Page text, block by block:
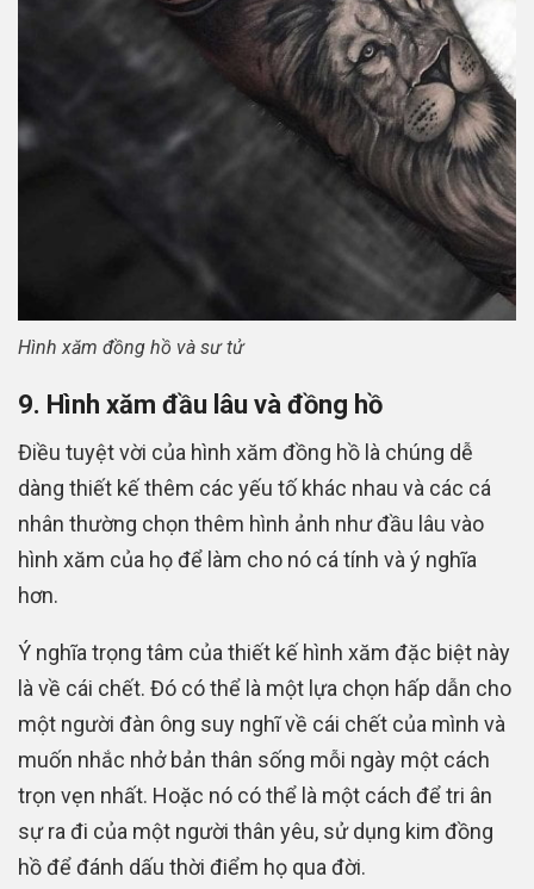
Hình xăm đồng hồ và sư tử
9. Hình xăm đầu lâu và đồng hồ
Điều tuyệt vời của hình xăm đồng hồ là chúng dễ
dàng thiết kế thêm các yếu tố khác nhau và các cá
nhân thường chọn thêm hình ảnh như đầu lâu vào
hình xăm của họ để làm cho nó cá tính và ý nghĩa
hơn.
Ý nghĩa trọng tâm của thiết kế hình xăm đặc biệt này
là về cái chết. Đó có thể là một lựa chọn hấp dẫn cho
một người đàn ông suy nghĩ về cái chết của mình và
muốn nhắc nhở bản thân sống mỗi ngày một cách
trọn vẹn nhất. Hoặc nó có thể là một cách để tri ân
sự ra đi của một người thân yêu, sử dụng kim đồng
hồ để đánh dấu thời điểm họ qua đời.